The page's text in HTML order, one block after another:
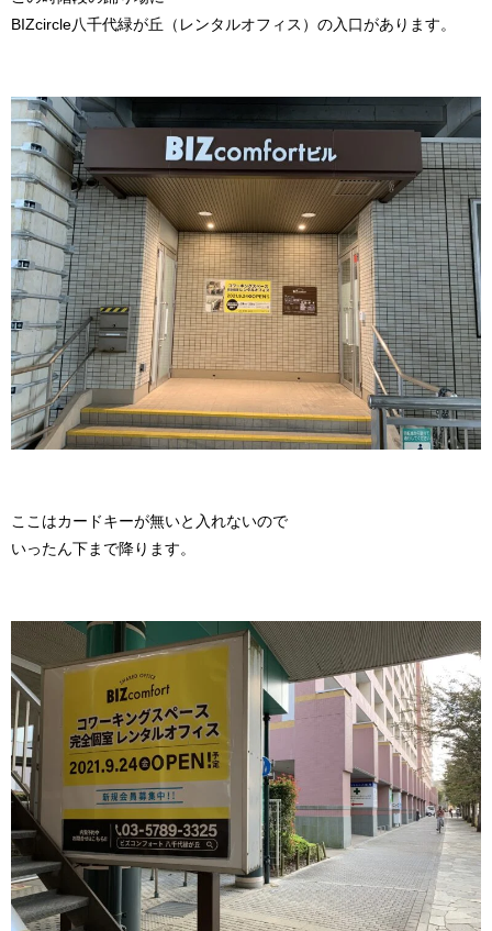
BIZcircle八千代緑が丘（レンタルオフィス）の入口があります。
ここはカードキーが無いと入れないので
いったん下まで降ります。